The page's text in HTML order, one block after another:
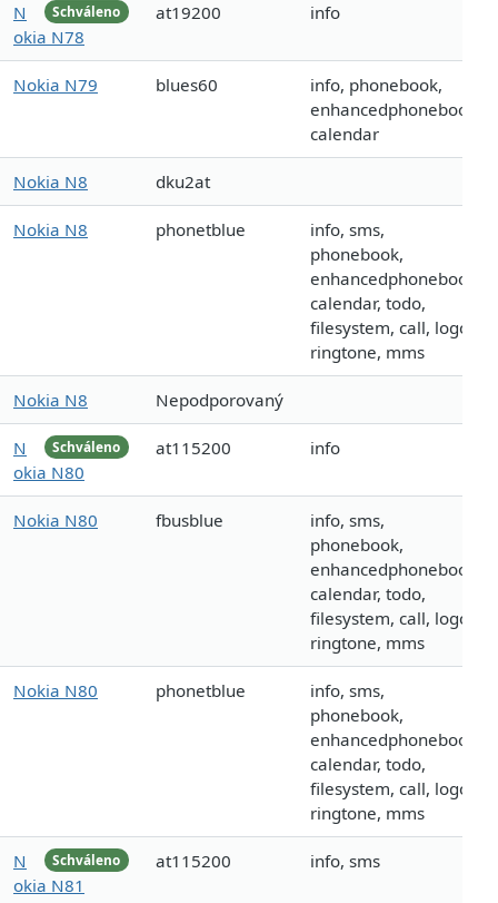
Schváleno
N
okia N78
at19200 info
Nokia N79 blues60
info, phonebook,
enhancedphonebook,
calendar
Nokia N8 dku2at
Nokia N8 phonetblue
info, sms,
phonebook,
enhancedphonebook,
calendar, todo,
filesystem, call, logo,
ringtone, mms
Nokia N8 Nepodporovaný
Schváleno
N
okia N80
at115200 info
Nokia N80 fbusblue
info, sms,
phonebook,
enhancedphonebook,
calendar, todo,
filesystem, call, logo,
ringtone, mms
Nokia N80 phonetblue
info, sms,
phonebook,
enhancedphonebook,
calendar, todo,
filesystem, call, logo,
ringtone, mms
Schváleno
N
okia N81
at115200 info, sms